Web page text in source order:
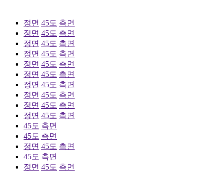
정면 45도 측면
정면 45도 측면
정면 45도 측면
정면 45도 측면
정면 45도 측면
정면 45도 측면
정면 45도 측면
정면 45도 측면
정면 45도 측면
정면 45도 측면
45도 측면
45도 측면
정면 45도 측면
45도 측면
정면 45도 측면